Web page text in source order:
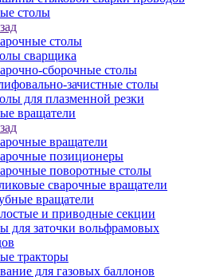
столы
столы
сварщика
сборочные столы
зачистные столы
для плазменной резки
вращатели
вращатели
позиционеры
поворотные столы
сварочные вращатели
вращатели
и приводные секции
для заточки вольфрамовых
тракторы
для газовых баллонов